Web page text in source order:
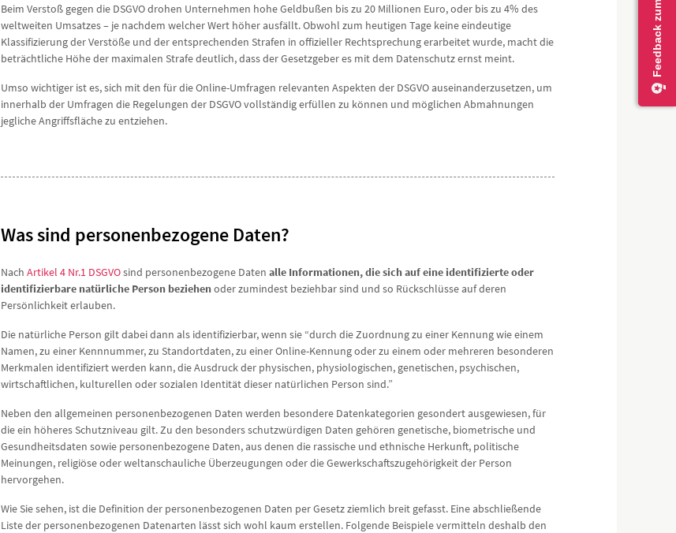
Beim Verstoß gegen die DSGVO drohen Unternehmen hohe Geldbußen bis zu 20 Millionen Euro, oder bis zu 4% des
weltweiten Umsatzes – je nachdem welcher Wert höher ausfällt. Obwohl zum heutigen Tage keine eindeutige
Klassifizierung der Verstöße und der entsprechenden Strafen in offizieller Rechtsprechung erarbeitet wurde, macht die
beträchtliche Höhe der maximalen Strafe deutlich, dass der Gesetzgeber es mit dem Datenschutz ernst meint.
Umso wichtiger ist es, sich mit den für die Online-Umfragen relevanten Aspekten der DSGVO auseinanderzusetzen, um
innerhalb der Umfragen die Regelungen der DSGVO vollständig erfüllen zu können und möglichen Abmahnungen
jegliche Angriffsfläche zu entziehen.
Was sind personenbezogene Daten?
Nach Artikel 4 Nr.1 DSGVOsind personenbezogene Daten alle Informationen, die sich auf eine identifizierte oder
identifizierbare natürliche Person beziehenoder zumindest beziehbar sind und so Rückschlüsse auf deren
Persönlichkeit erlauben.
Die natürliche Person gilt dabei dann als identifizierbar, wenn sie “durch die Zuordnung zu einer Kennung wie einem
Namen, zu einer Kennnummer, zu Standortdaten, zu einer Online-Kennung oder zu einem oder mehreren besonderen
Merkmalen identifiziert werden kann, die Ausdruck der physischen, physiologischen, genetischen, psychischen,
wirtschaftlichen, kulturellen oder sozialen Identität dieser natürlichen Person sind.”
Neben den allgemeinen personenbezogenen Daten werden besondere Datenkategorien gesondert ausgewiesen, für
die ein höheres Schutzniveau gilt. Zu den besonders schutzwürdigen Daten gehören genetische, biometrische und
Gesundheitsdaten sowie personenbezogene Daten, aus denen die rassische und ethnische Herkunft, politische
Meinungen, religiöse oder weltanschauliche Überzeugungen oder die Gewerkschaftszugehörigkeit der Person
hervorgehen.
Wie Sie sehen, ist die Definition der personenbezogenen Daten per Gesetz ziemlich breit gefasst. Eine abschließende
Liste der personenbezogenen Datenarten lässt sich wohl kaum erstellen. Folgende Beispiele vermitteln deshalb den